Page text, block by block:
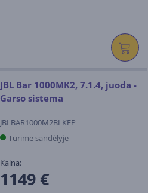
JBL Bar 1000MK2, 7.1.4, juoda -
Garso sistema
JBLBAR1000M2BLKEP
Turime sandėlyje
Kaina:
1149 €